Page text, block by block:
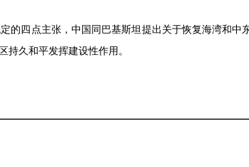
四点主张，中国同巴基斯坦提出关于恢复海湾和中
久和平发挥建设性作用。